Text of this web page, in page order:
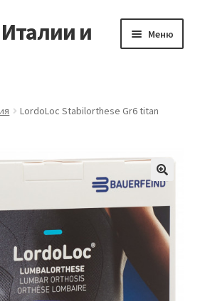
и
Меню
Европы
LordoLoc Stabilorthese Gr6 titan
🔍